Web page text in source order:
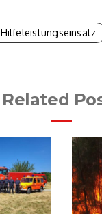
Hilfeleistungseinsatz
Related